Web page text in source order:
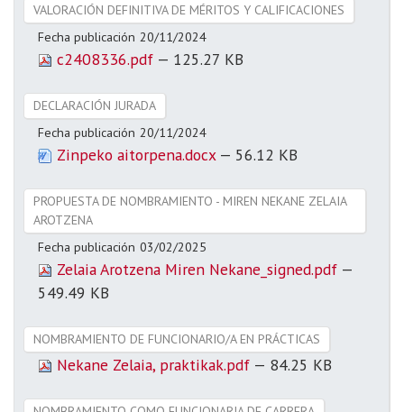
VALORACIÓN DEFINITIVA DE MÉRITOS Y CALIFICACIONES
Fecha publicación 20/11/2024
c2408336.pdf — 125.27 KB
DECLARACIÓN JURADA
Fecha publicación 20/11/2024
Zinpeko aitorpena.docx — 56.12 KB
PROPUESTA DE NOMBRAMIENTO - MIREN NEKANE ZELAIA
AROTZENA
Fecha publicación 03/02/2025
Zelaia Arotzena Miren Nekane_signed.pdf —
549.49 KB
NOMBRAMIENTO DE FUNCIONARIO/A EN PRÁCTICAS
Nekane Zelaia, praktikak.pdf — 84.25 KB